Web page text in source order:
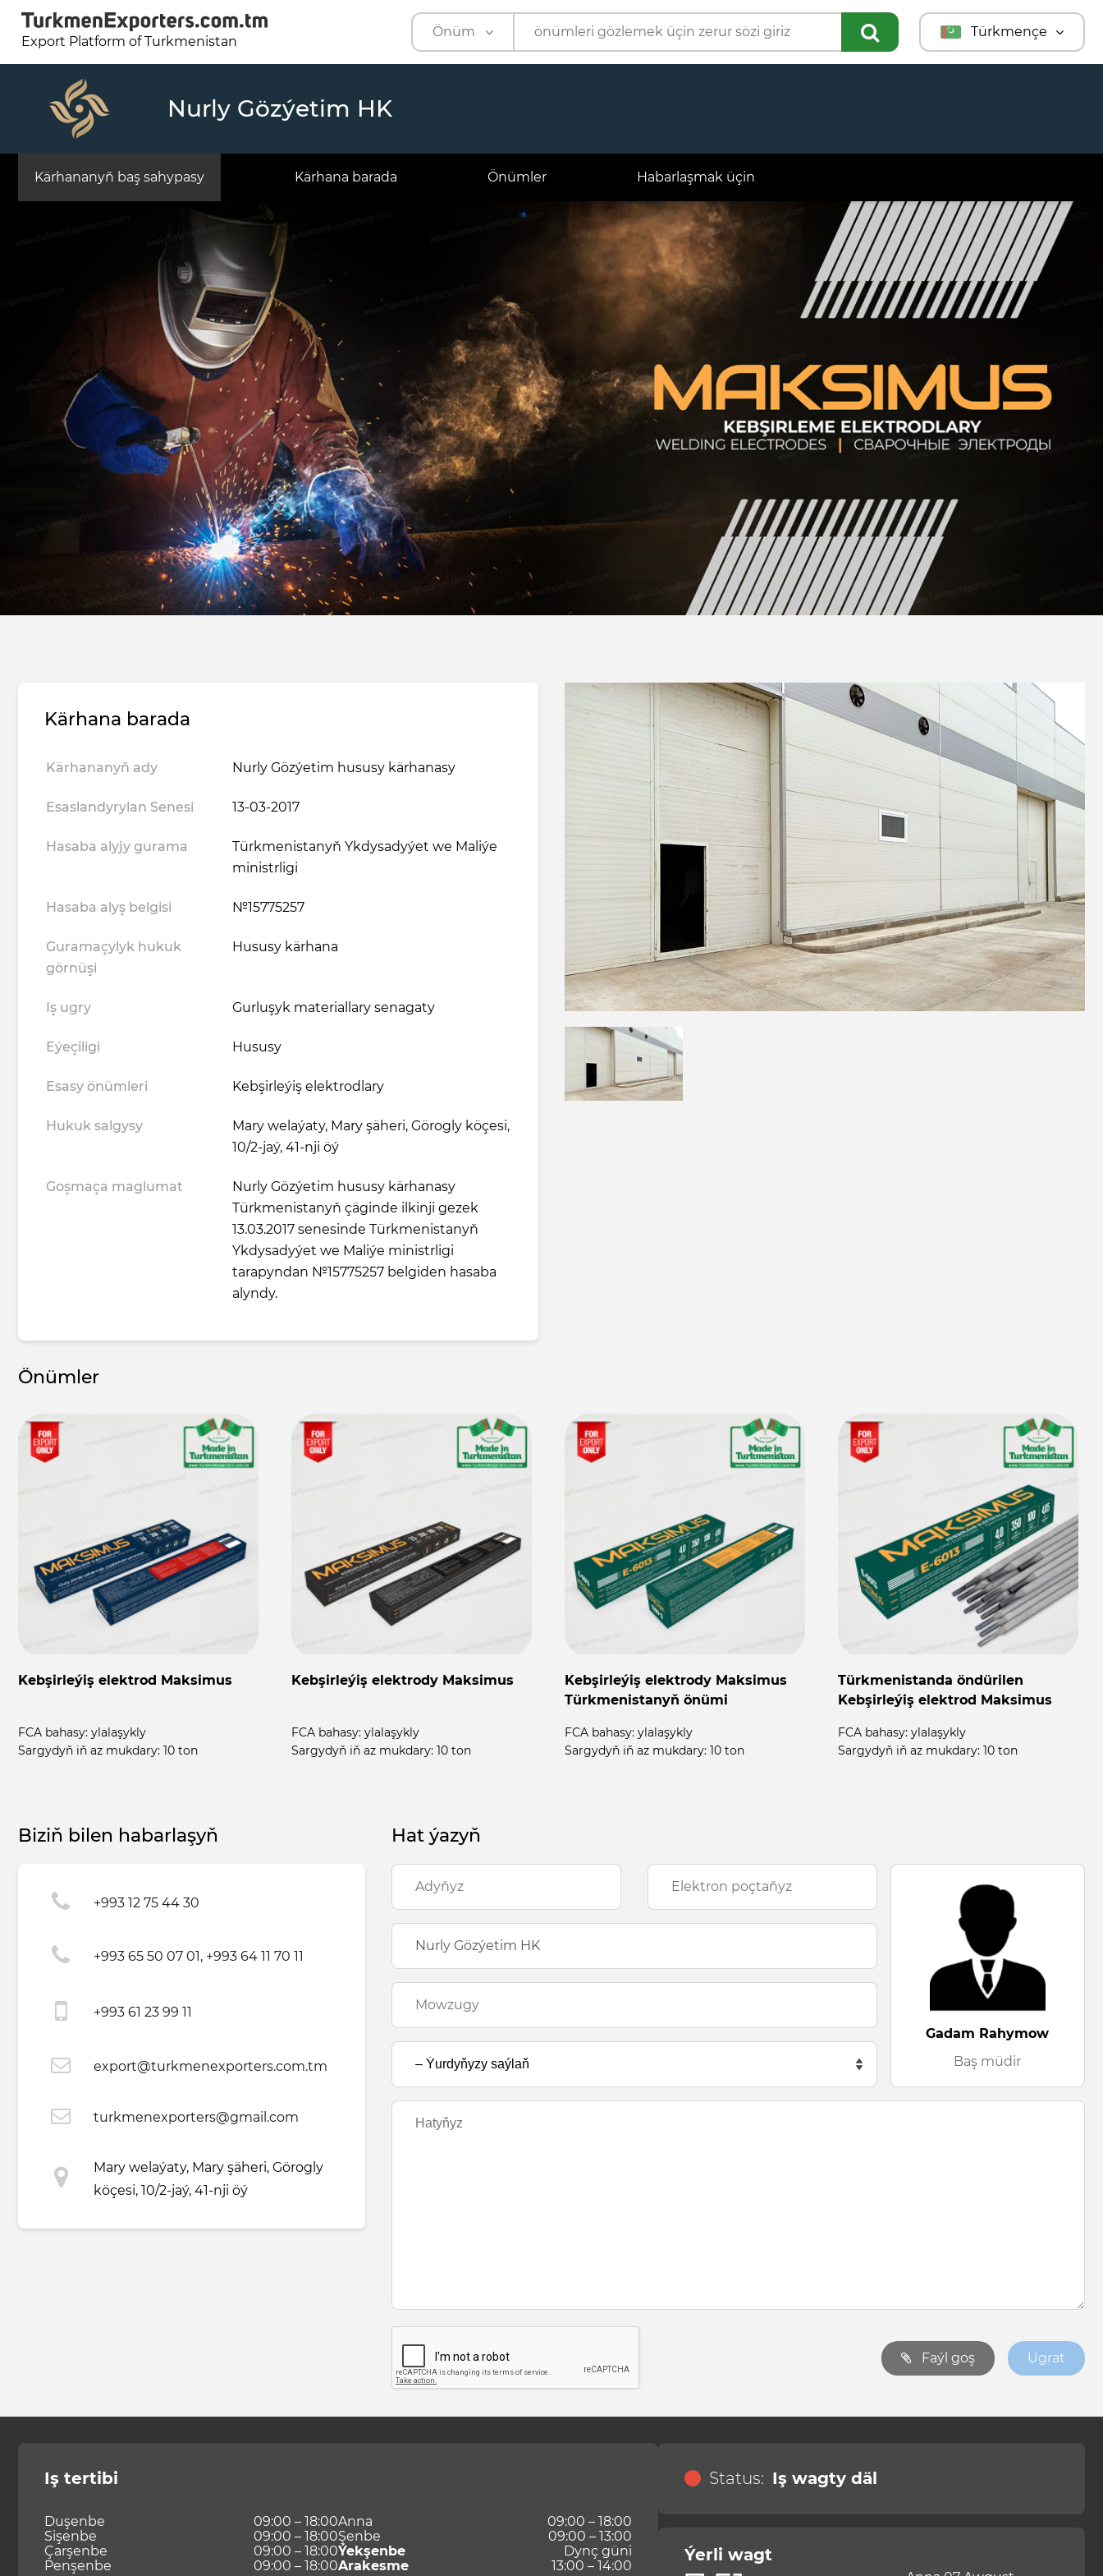
Export Platform of Turkmenistan
Önüm
Önüm
Türkmençe
English
Nurly Gözýetim HK
Kärhananyň baş sahypasy Kärhana barada Önümler Habarlaşmak üçin
Kärhana barada
Kärhananyň ady Nurly Gözýetim hususy kärhanasy
Esaslandyrylan Senesi 13-03-2017
Hasaba alyjy gurama
Türkmenistanyň Ykdysadyýet we Maliýe
ministrligi
Hasaba alyş belgisi №15775257
Guramaçylyk hukuk
görnüşi
Hususy kärhana
Iş ugry Gurluşyk materiallary senagaty
Eýeçiligi Hususy
Esasy önümleri Kebşirleýiş elektrodlary
Hukuk salgysy
Mary welaýaty, Mary şäheri, Görogly köçesi,
10/2-jaý, 41-nji öý
Goşmaça maglumat
Nurly Gözýetim hususy kärhanasy
Türkmenistanyň çäginde ilkinji gezek
13.03.2017 senesinde Türkmenistanyň
Ykdysadyýet we Maliýe ministrligi
tarapyndan №15775257 belgiden hasaba
alyndy.
Önümler
Kebşirleýiş elektrod Maksimus
FCA bahasy: ylalaşykly
Sargydyň iň az mukdary: 10 ton
Kebşirleýiş elektrody Maksimus
FCA bahasy: ylalaşykly
Sargydyň iň az mukdary: 10 ton
Kebşirleýiş elektrody Maksimus
Türkmenistanyň önümi
FCA bahasy: ylalaşykly
Sargydyň iň az mukdary: 10 ton
Türkmenistanda öndürilen
Kebşirleýiş elektrod Maksimus
FCA bahasy: ylalaşykly
Sargydyň iň az mukdary: 10 ton
Biziň bilen habarlaşyň
+993 12 75 44 30
+993 65 50 07 01, +993 64 11 70 11
+993 61 23 99 11
export@turkmenexporters.com.tm
turkmenexporters@gmail.com
Mary welaýaty, Mary şäheri, Görogly
köçesi, 10/2-jaý, 41-nji öý
Hat ýazyň
Gadam Rahymow
Baş müdir
Faýl goş Ugrat
Iş tertibi
Duşenbe
09:00 – 18:00
Sişenbe
09:00 – 18:00
Çarşenbe
09:00 – 18:00
Penşenbe
09:00 – 18:00
Anna
09:00 – 18:00
Şenbe
09:00 – 13:00
Ýekşenbe
Dynç güni
Arakesme
13:00 – 14:00
Status: Iş wagty däl
Ýerli wagt